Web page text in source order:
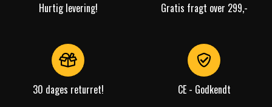
Hurtig levering! Gratis fragt over 299,-
30 dages returret! CE - Godkendt